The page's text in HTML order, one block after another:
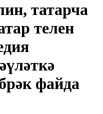
татарча
телен
файда